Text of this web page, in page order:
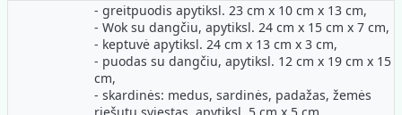
- greitpuodis apytiksl. 23 cm x 10 cm x 13 cm,
- Wok su dangčiu, apytiksl. 24 cm x 15 cm x 7 cm,
- keptuvė apytiksl. 24 cm x 13 cm x 3 cm,
- puodas su dangčiu, apytiksl. 12 cm x 19 cm x 15
cm,
- skardinės: medus, sardinės, padažas, žemės